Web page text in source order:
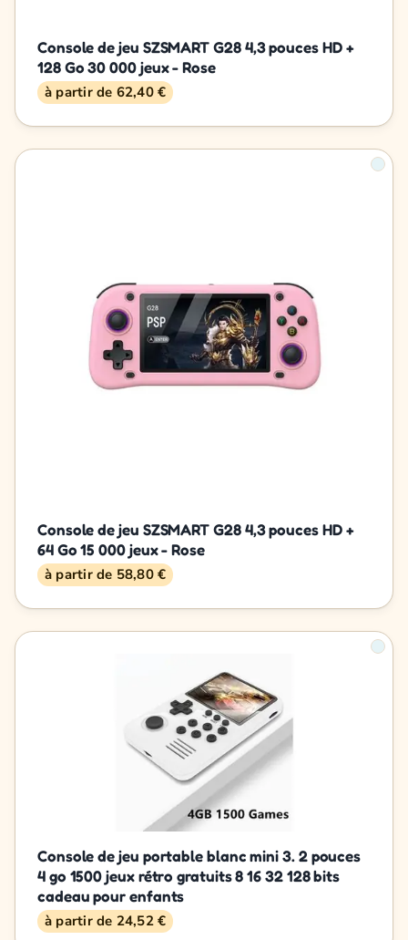
Console de jeu SZSMART G28 4,3 pouces HD +
128 Go 30 000 jeux - Rose
à partir de 62,40 €
Console de jeu SZSMART G28 4,3 pouces HD +
64 Go 15 000 jeux - Rose
à partir de 58,80 €
Console de jeu portable blanc mini 3. 2 pouces
4 go 1500 jeux rétro gratuits 8 16 32 128 bits
cadeau pour enfants
à partir de 24,52 €